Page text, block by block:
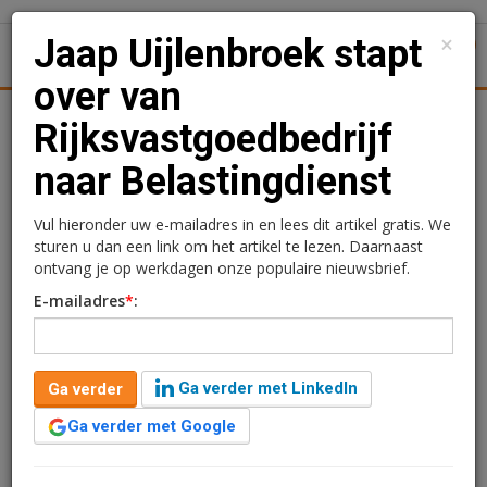
Nieuws Achtergronden Woningmarkt
Jaap Uijlenbroek stapt
over van
Rijksvastgoedbedrijf naar
Belastingdienst
Rogier Hentenaar
20 januari 2017 om 15:27
1 minuut leestijd
Het Rijksvastgoedbedrijf kan omzien naar een nieuwe
×
Jaap Uijlenbroek stapt
over van
Rijksvastgoedbedrijf
naar Belastingdienst
Vul hieronder uw e-mailadres in en lees dit artikel gratis. We
sturen u dan een link om het artikel te lezen. Daarnaast
ontvang je op werkdagen onze populaire nieuwsbrief.
E-mailadres*:
Ga verder
Ga verder met LinkedIn
Ga verder met Google